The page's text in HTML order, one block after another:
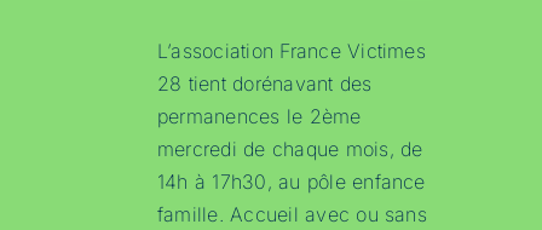
L’association France Victimes
28 tient dorénavant des
permanences le 2ème
mercredi de chaque mois, de
14h à 17h30, au pôle enfance
famille. Accueil avec ou sans